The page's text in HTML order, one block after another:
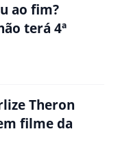
ao fim?
terá 4ª
Theron
filme da